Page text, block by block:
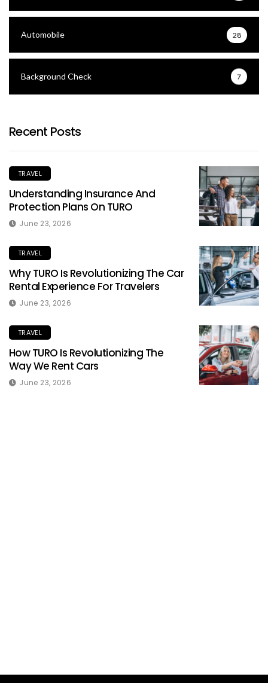
Automobile 28
Background Check 7
Recent Posts
TRAVEL
Understanding Insurance And
Protection Plans On TURO
June 23, 2026
TRAVEL
Why TURO Is Revolutionizing The Car
Rental Experience For Travelers
June 23, 2026
TRAVEL
How TURO Is Revolutionizing The
Way We Rent Cars
June 23, 2026